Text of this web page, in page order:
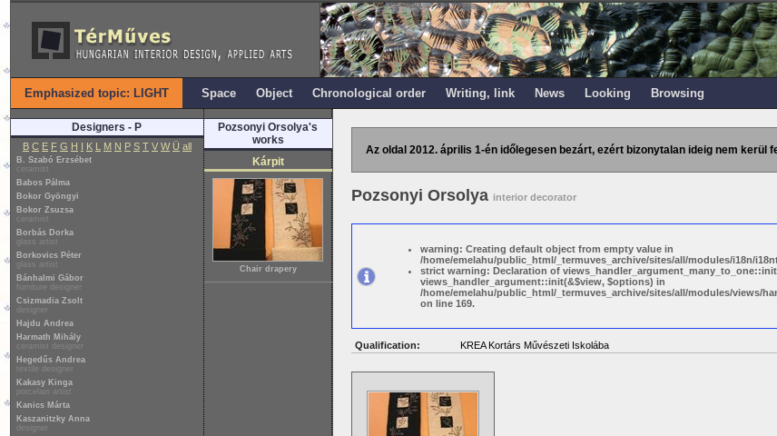
Emphasized topic: LIGHT Space Object Chronological order Writing, link News Looking Browsing
Designers - P
B C E F G H I K L M N P S T V W Ü all
B. Szabó Erzsébet
ceramist
Babos Pálma
Bokor Gyöngyi
Bokor Zsuzsa
ceramist
Borbás Dorka
glass artist
Borkovics Péter
glass artist
Bánhalmi Gábor
furniture designer
Csizmadia Zsolt
designer
Hajdu Andrea
Harmath Mihály
ceramist designer
Hegedűs Andrea
textile designer
Kakasy Kinga
porcelain artist
Kanics Márta
Kaszanitzky Anna
designer
Pozsonyi Orsolya's
works
Kárpit
Chair drapery
Az oldal 2012. április 1-én időlegesen bezárt, ezért bizonytalan ideig nem kerül
Pozsonyi Orsolya interior decorator
warning: Creating default object from empty value in
/home/emelahu/public_html/_termuves_archive/sites/all/modules/i18n/
strict warning: Declaration of
views_handler_argument::init(&$view, $options) in
/home/emelahu/public_html/_termuves_archive/sites/all/modules/views/
on line 169.
Qualification: KREA Kortárs Művészeti Iskolába